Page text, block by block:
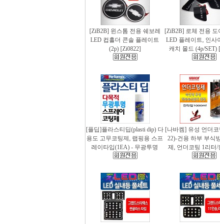
[ZiB2B] 윈스톰 전용 쉐보레
LED 컵홀더 콘솔 플레이트
(2p) [Zi0822]
[ZiB2B] 로체 전용 도
LED 플레이트, 인사
캐치 몰드 (4p/SET)
[플딥]플라스티딥(plasti dip) 다
용도 고무코팅제, 랩핑용 스프
레이타입(1EA) - 무광투명
[나바켐] 유성 언더
22)-건용 하부 부식
제, 언더코팅 1리터/